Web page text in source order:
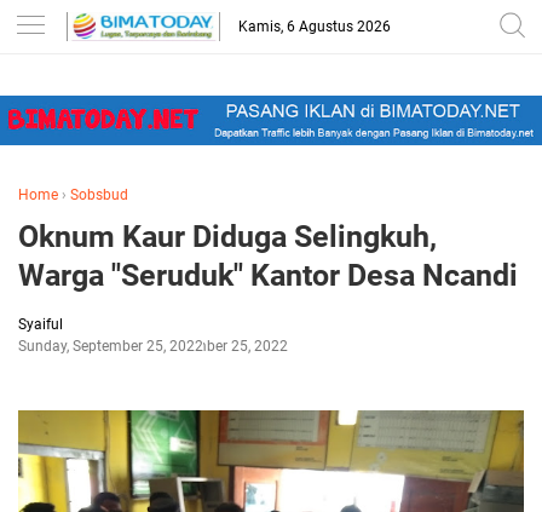
-->
Kamis, 6 Agustus 2026
Home › Sobsbud
Oknum Kaur Diduga Selingkuh,
Warga "Seruduk" Kantor Desa Ncandi
Syaiful
Sunday, September 25, 2022September 25, 2022